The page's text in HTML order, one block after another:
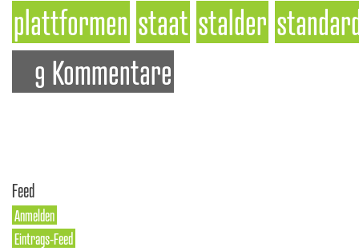
plattformen staat stalder
9 Kommentare
Feed
Anmelden
Eintrags-Feed